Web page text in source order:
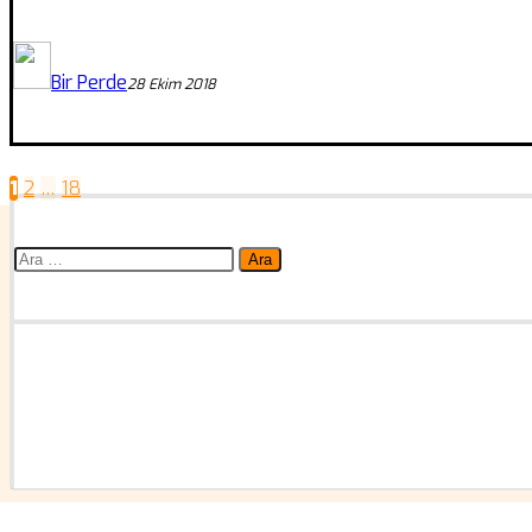
Bir Perde28 Ekim 2018
Yazı
sayfalaması
1 2 … 18
Arama: